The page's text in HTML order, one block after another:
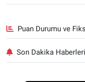
Puan Durumu ve
Son Dakika Haberleri